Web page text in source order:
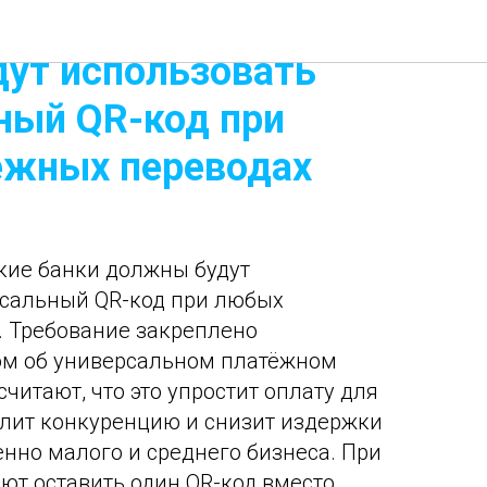
использовать
QR-код при
переводах
банки должны будут
QR-код при любых
закреплено
об универсальном платёжном
что это упростит оплату для
конкуренцию и снизит издержки
малого и среднего бизнеса. При